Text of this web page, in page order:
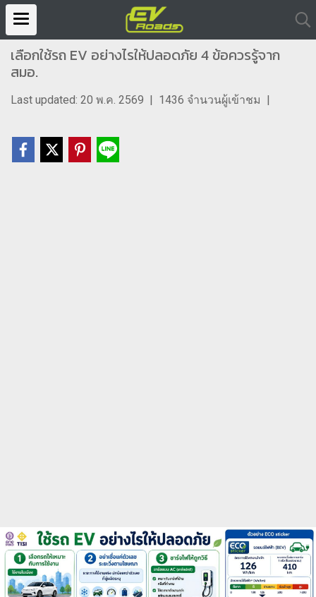
เลือกใช้รถ EV อย่างไรให้ปลอดภัย 4 ข้อควรรู้จาก
สมอ.
Last updated: 20 พ.ค. 2569 | 1436 จำนวนผู้เข้าชม |